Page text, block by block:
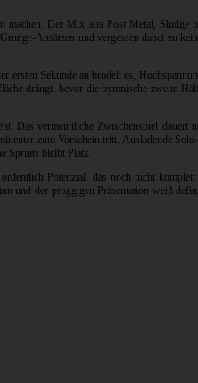
machen. Der Mix aus Post Metal, Sludge
Ansätzen und vergessen dabei zu
Sekunde an brodelt es,
drängt, bevor die hymnische zweite
Das vermeintliche Zwischenspiel
zum Vorschein tritt. Ausladende
Sprints bleibt Platz.
Potenzial, das noch nicht
und der proggigen Präsentation weiß